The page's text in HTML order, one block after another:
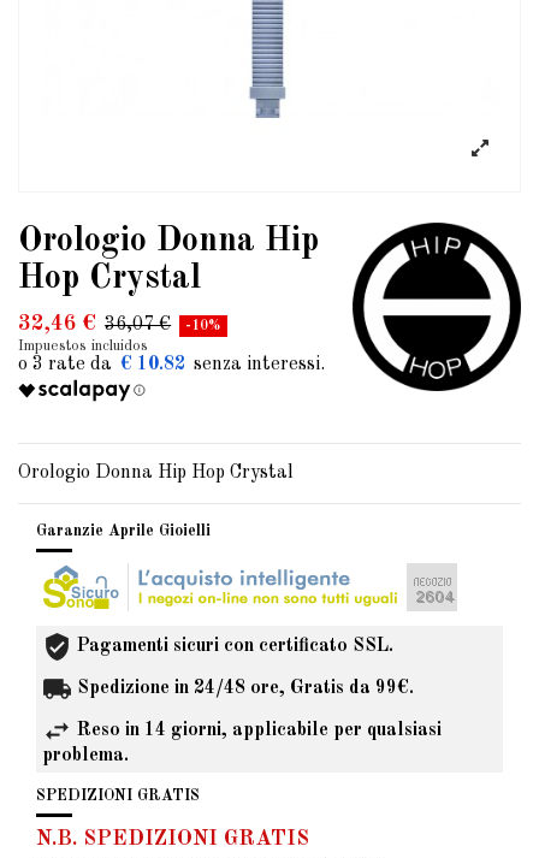
Orologio Donna Hip
Hop Crystal
32,46 € 36,07 € -10%
Impuestos incluidos
€ 10.82
Orologio Donna Hip Hop Crystal
Garanzie Aprile Gioielli
Pagamenti sicuri con certificato SSL.
Spedizione in 24/48 ore, Gratis da 99€.
Reso in 14 giorni, applicabile per qualsiasi
problema.
SPEDIZIONI GRATIS
N.B. SPEDIZIONI GRATIS